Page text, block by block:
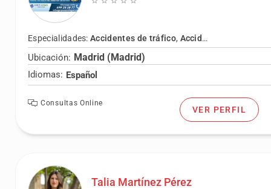
Especialidades:Accidentes de tráfico, Accidentes laborales
Ubicación: Madrid (Madrid)
Idiomas: Español
Consultas Online
VER PERFIL
Talia Martínez Pérez